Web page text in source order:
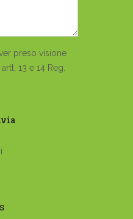
preso visione
13 e 14 Reg.